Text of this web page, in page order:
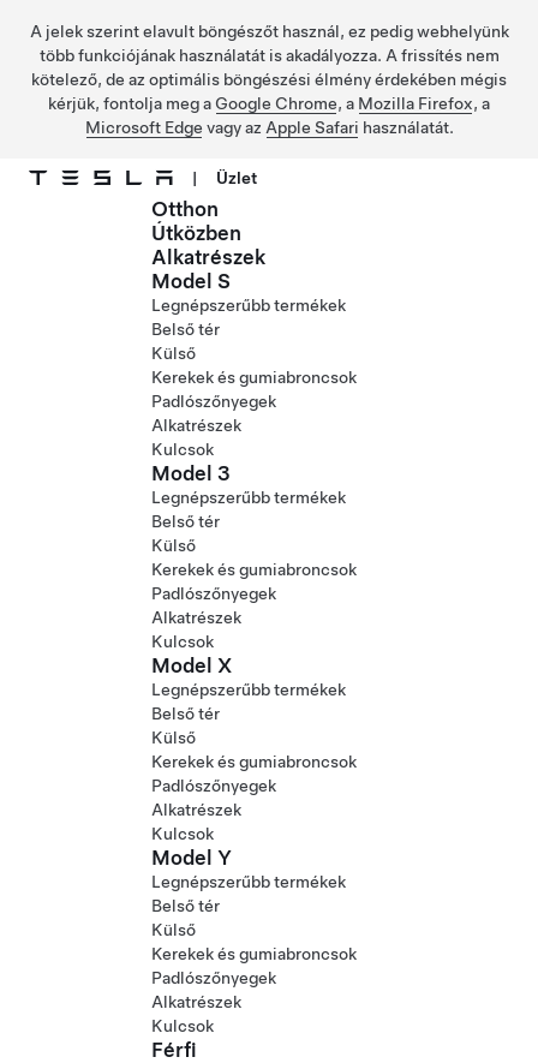
A jelek szerint elavult böngészőt használ, ez pedig webhelyünk
több funkciójának használatát is akadályozza. A frissítés nem
kötelező, de az optimális böngészési élmény érdekében mégis
kérjük, fontolja meg a Google Chrome, a Mozilla Firefox, a
Microsoft Edge vagy az Apple Safari használatát.
| Üzlet
Otthon
Útközben
Alkatrészek
Model S
Legnépszerűbb termékek
Belső tér
Külső
Kerekek és gumiabroncsok
Padlószőnyegek
Alkatrészek
Kulcsok
Model 3
Legnépszerűbb termékek
Belső tér
Külső
Kerekek és gumiabroncsok
Padlószőnyegek
Alkatrészek
Kulcsok
Model X
Legnépszerűbb termékek
Belső tér
Külső
Kerekek és gumiabroncsok
Padlószőnyegek
Alkatrészek
Kulcsok
Model Y
Legnépszerűbb termékek
Belső tér
Külső
Kerekek és gumiabroncsok
Padlószőnyegek
Alkatrészek
Kulcsok
Férfi